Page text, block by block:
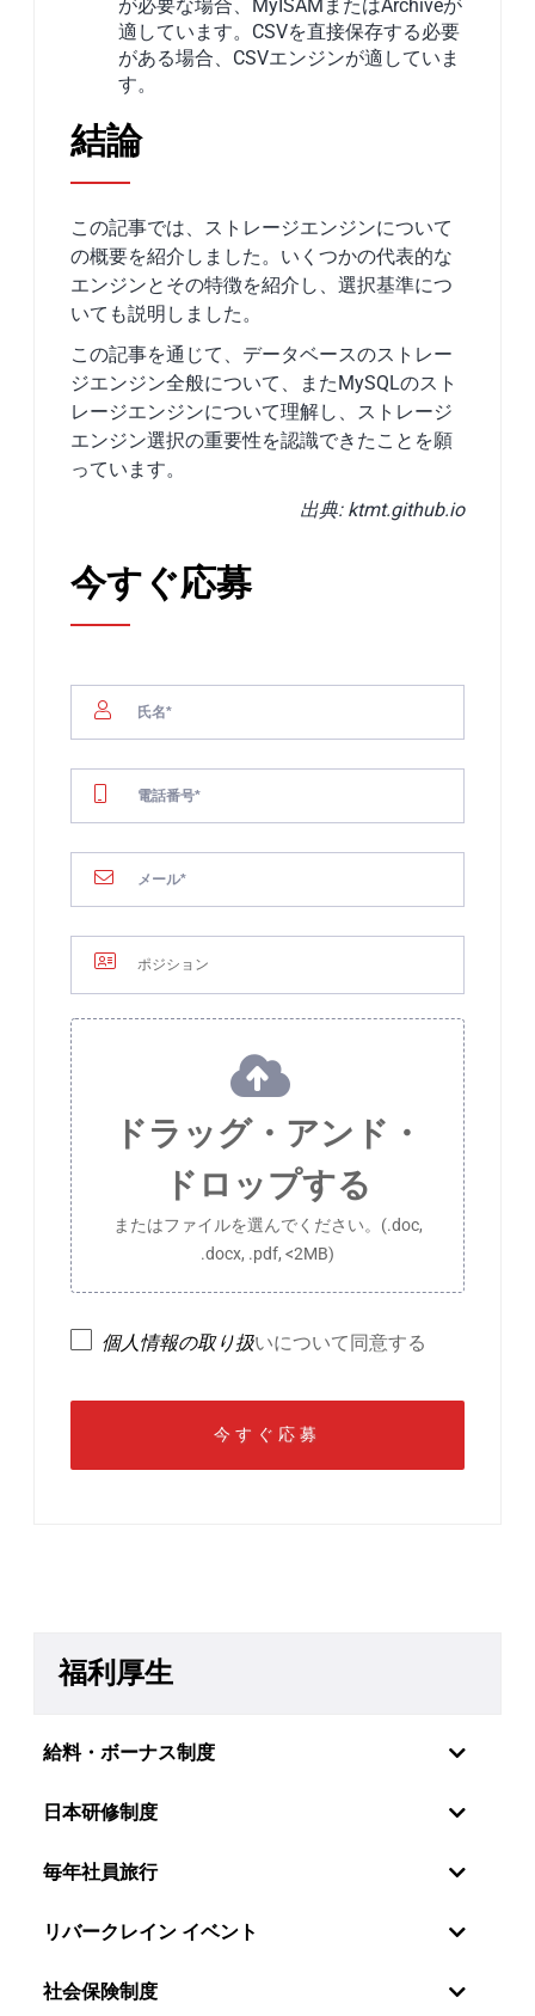
が必要な場合、MyISAMまたはArchiveが
適しています。CSVを直接保存する必要
がある場合、CSVエンジンが適していま
す。
結論
この記事では、ストレージエンジンについて
の概要を紹介しました。いくつかの代表的な
エンジンとその特徴を紹介し、選択基準につ
いても説明しました。
この記事を通じて、データベースのストレー
ジエンジン全般について、またMySQLのスト
レージエンジンについて理解し、ストレージ
エンジン選択の重要性を認識できたことを願
っています。
出典: ktmt.github.io
今すぐ応募
ドラッグ・アンド・
ドロップする
またはファイルを選んでください。(.doc,
.docx, .pdf, <2MB)
個人情報の取り扱いについて同意する
福利厚生
給料・ボーナス制度
日本研修制度
毎年社員旅行
リバークレイン イベント
社会保険制度